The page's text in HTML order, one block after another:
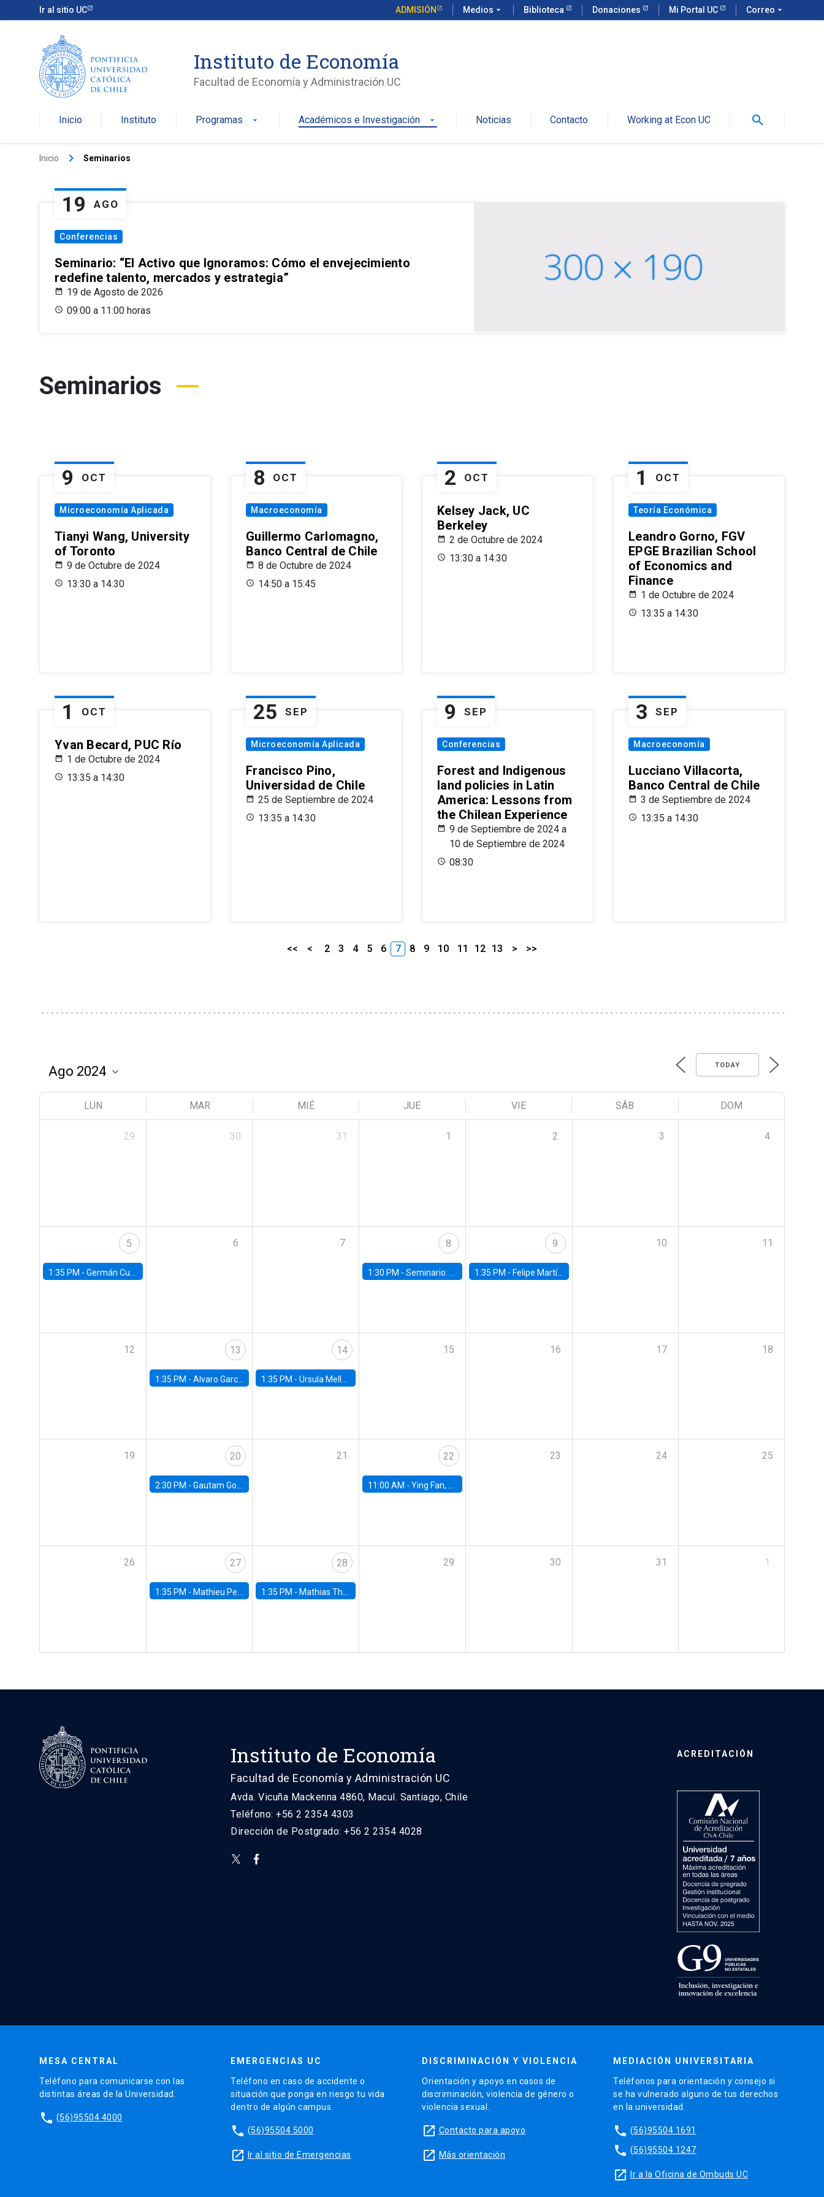
Ir al sitio UC ADMISIÓN Medios arrow_drop_down Biblioteca Donaciones Mi Portal UC Correo arrow_drop_down
Instituto de Economía
Facultad de Economía y Administración UC
Inicio Instituto Programas arrow_drop_down Académicos e Investigación arrow_drop_down Noticias Contacto Working at Econ UC search
Inicio keyboard_arrow_right Seminarios
19 AGO
Conferencias
Seminario: “El Activo que Ignoramos: Cómo el envejecimiento
redefine talento, mercados y estrategia”
19 de Agosto de 2026
09:00 a 11:00 horas
Seminarios
9 OCT
Microeconomía Aplicada
Tianyi Wang, University
of Toronto
9 de Octubre de 2024
13:30 a 14:30
8 OCT
Macroeconomía
Guillermo Carlomagno,
Banco Central de Chile
8 de Octubre de 2024
14:50 a 15:45
2 OCT
Kelsey Jack, UC
Berkeley
2 de Octubre de 2024
13:30 a 14:30
1 OCT
Teoría Económica
Leandro Gorno, FGV
EPGE Brazilian School
of Economics and
Finance
1 de Octubre de 2024
13:35 a 14:30
1 OCT
Yvan Becard, PUC Río
1 de Octubre de 2024
13:35 a 14:30
25 SEP
Microeconomía Aplicada
Francisco Pino,
Universidad de Chile
25 de Septiembre de 2024
13:35 a 14:30
9 SEP
Conferencias
Forest and Indigenous
land policies in Latin
America: Lessons from
the Chilean Experience
9 de Septiembre de 2024 a
10 de Septiembre de 2024
08:30
3 SEP
Macroeconomía
Lucciano Villacorta,
Banco Central de Chile
3 de Septiembre de 2024
13:35 a 14:30
<< < 2 3 4 5 6 7 8 9 10 11 12 13 > >>
TODAY
LUN MAR MIÉ JUE VIE SÁB DOM
29 30 31 1 2 3 4
5
1:35 PM - Germán Cubas, University of Houston
6 7 8
1:30 PM -Seminario: “Recuperando la humanidad para progresar en la era de la IA»
9
1:35 PM - Felipe Martínez, alumno Doctorado en Economía UC
10 11
12 13
1:35 PM - Alvaro Garcia-Marin, Universidad de Los Andes
14
1:35 PM -Ursula Mello, Insper - Institute of Education and Research
15 16 17 18
19 20
2:30 PM - Gautam Gowrisankaran, Columbia University
21 22
11:00 AM -Ying Fan, University of Michigan
23 24 25
26 27
1:35 PM - Mathieu Pedemonte, IDB
28
1:35 PM - Mathias Thoenig, University of Lausanne
29 30 31 1
Instituto de Economía
Facultad de Economía y Administración UC
Avda. Vicuña Mackenna 4860, Macul. Santiago, Chile
Teléfono: +56 2 2354 4303
Dirección de Postgrado: +56 2 2354 4028
ACREDITACIÓN
MESA CENTRAL
Teléfono para comunicarse con las
distintas áreas de la Universidad.
phone (56)95504 4000
EMERGENCIAS UC
Teléfono en caso de accidente o
situación que ponga en riesgo tu vida
dentro de algún campus.
phone (56)95504 5000
launch Ir al sitio de Emergencias
DISCRIMINACIÓN Y VIOLENCIA
Orientación y apoyo en casos de
discriminación, violencia de género o
violencia sexual.
launch Contacto para apoyo
launch Más orientación
MEDIACIÓN UNIVERSITARIA
Teléfonos para orientación y consejo si
se ha vulnerado alguno de tus derechos
en la universidad.
phone (56)95504 1691
phone (56)95504 1247
launch Ir a la Oficina de Ombuds UC